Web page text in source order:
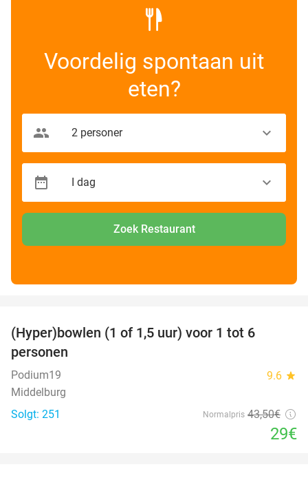
Voordelig spontaan uit
eten?
Zoek Restaurant
(Hyper)bowlen (1 of 1,5 uur) voor 1 tot 6
personen
Podium19 9.6 star
Middelburg
Solgt: 251
Normalpris 43,50€
29€